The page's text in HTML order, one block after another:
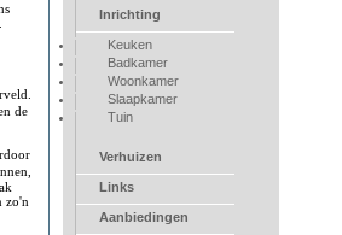
de
zo'n
Inrichting
Keuken
Badkamer
Woonkamer
Slaapkamer
Tuin
Verhuizen
Links
Aanbiedingen